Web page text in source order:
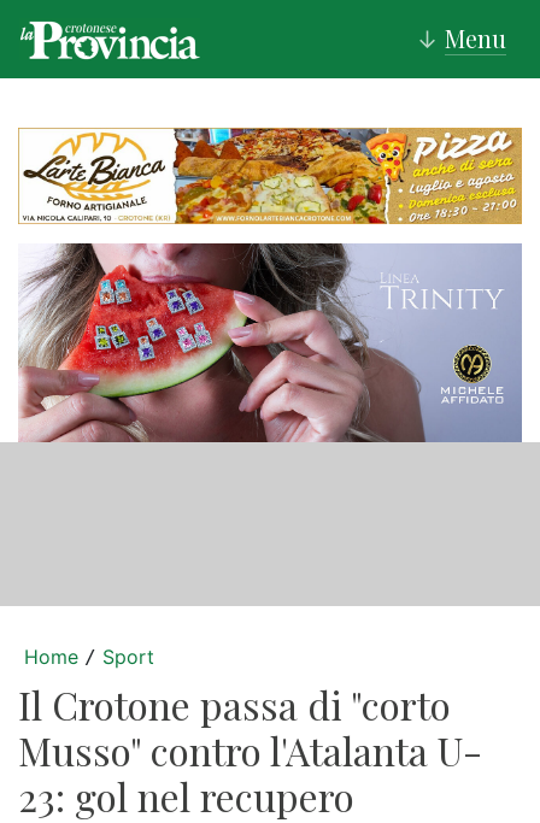
↓ Menu
Home / Sport
Il Crotone passa di "corto
Musso" contro l'Atalanta U-
23: gol nel recupero